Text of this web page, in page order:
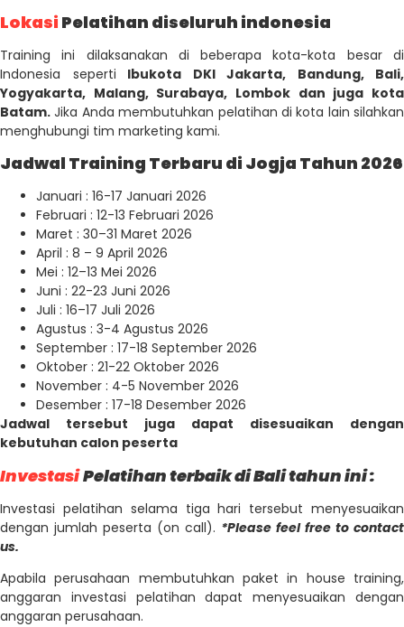
Lokasi Pelatihan diseluruh indonesia
Training ini dilaksanakan di beberapa kota-kota besar di
Indonesia seperti Ibukota DKI Jakarta, Bandung, Bali,
Yogyakarta, Malang, Surabaya, Lombok dan juga kota
Batam. Jika Anda membutuhkan pelatihan di kota lain silahkan
menghubungi tim marketing kami.
Jadwal Training Terbaru di Jogja Tahun 2026
Januari : 16-17 Januari 2026
Februari : 12-13 Februari 2026
Maret : 30–31 Maret 2026
April : 8 – 9 April 2026
Mei : 12–13 Mei 2026
Juni : 22-23 Juni 2026
Juli : 16–17 Juli 2026
Agustus : 3-4 Agustus 2026
September : 17-18 September 2026
Oktober : 21-22 Oktober 2026
November : 4-5 November 2026
Desember : 17-18 Desember 2026
Jadwal tersebut juga dapat disesuaikan dengan
kebutuhan calon peserta
InvestasiPelatihan terbaik di Bali tahun ini :
Investasi pelatihan selama tiga hari tersebut menyesuaikan
dengan jumlah peserta (on call). *Please feel free to contact
us.
Apabila perusahaan membutuhkan paket in house training,
anggaran investasi pelatihan dapat menyesuaikan dengan
anggaran perusahaan.